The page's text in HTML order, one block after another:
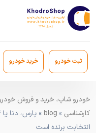
ثبت خودرو خرید خودرو
کارشناسی »
blog
انتخابت برنده است